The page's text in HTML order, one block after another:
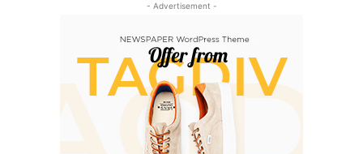
- Advertisement -